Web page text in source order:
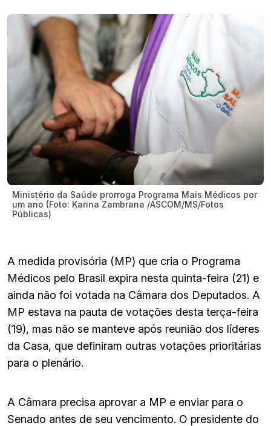
Ministério da Saúde prorroga Programa Mais Médicos por
um ano (Foto: Karina Zambrana /ASCOM/MS/Fotos
Públicas)
A medida provisória (MP) que cria o Programa
Médicos pelo Brasil expira nesta quinta-feira (21) e
ainda não foi votada na Câmara dos Deputados. A
MP estava na pauta de votações desta terça-feira
(19), mas não se manteve após reunião dos líderes
da Casa, que definiram outras votações prioritárias
para o plenário.
A Câmara precisa aprovar a MP e enviar para o
Senado antes de seu vencimento. O presidente do